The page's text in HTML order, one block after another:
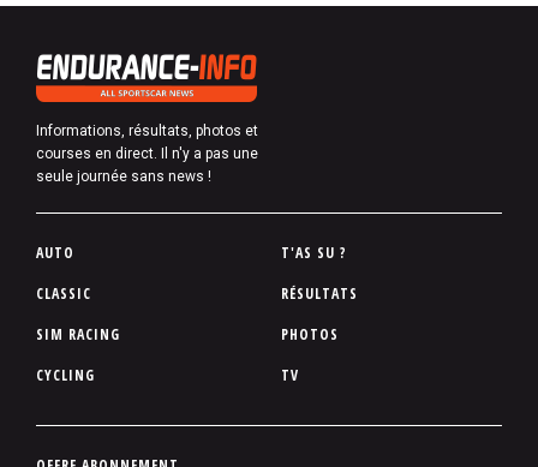
Informations, résultats, photos et
courses en direct. Il n'y a pas une
seule journée sans news !
P
d
d
p
AUTO
CLASSIC
SIM RACING
CYCLING
T'AS SU ?
RÉSULTATS
PHOTOS
TV